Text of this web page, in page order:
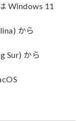
Windows 11
から
Sur) から